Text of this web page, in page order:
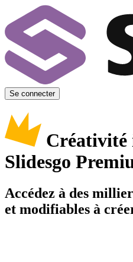
Se connecter
Créativité
Slidesgo
Accédez à des
et modifiables à